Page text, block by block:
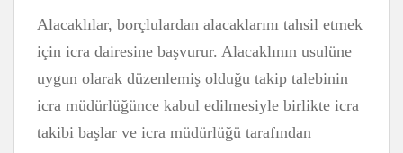
Alacaklılar, borçlulardan alacaklarını tahsil etmek
için icra dairesine başvurur. Alacaklının usulüne
uygun olarak düzenlemiş olduğu takip talebinin
icra müdürlüğünce kabul edilmesiyle birlikte icra
takibi başlar ve icra müdürlüğü tarafından